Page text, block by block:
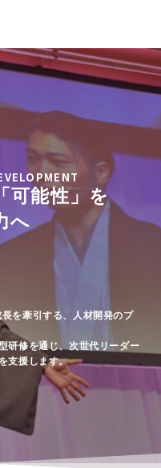
可能性」を
へ
を牽引する、人材開発のプ
研修を通じ、次世代リーダー
支援します。